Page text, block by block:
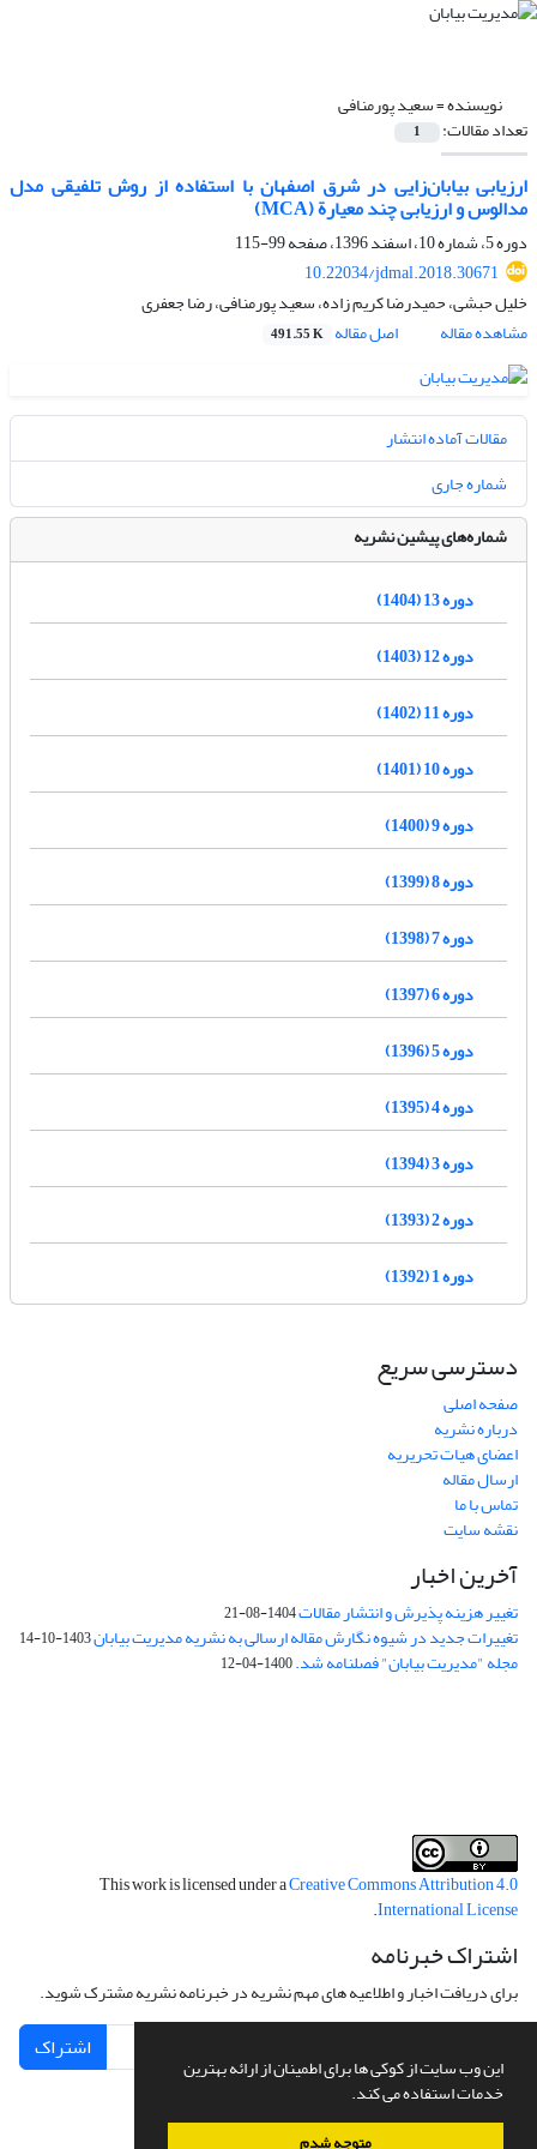
این وب سایت از کوکی ها برای اطمینان از ارائه بهترین
خدمات استفاده می کند.
متوجه شدم
نویسنده =سعید پورمنافی
تعداد مقالات: 1
ارزیابی بیابان‌زایی در شرق اصفهان با استفاده از روش تلفیقی مدل
مدالوس و ارزیابی چند معیارة (MCA)
دوره 5، شماره 10، اسفند 1396، صفحه
99-115
10.22034/jdmal.2018.30671
خلیل حبشی، حمیدرضا کریم زاده، سعید پورمنافی، رضا جعفری
مشاهده مقاله
اصل مقاله 491.55 K
مقالات آماده انتشار
شماره جاری
شماره‌های پیشین نشریه
دوره 13 (1404)
دوره 12 (1403)
دوره 11 (1402)
دوره 10 (1401)
دوره 9 (1400)
دوره 8 (1399)
دوره 7 (1398)
دوره 6 (1397)
دوره 5 (1396)
دوره 4 (1395)
دوره 3 (1394)
دوره 2 (1393)
دوره 1 (1392)
دسترسی سریع
صفحه اصلی
درباره نشریه
اعضای هیات تحریریه
ارسال مقاله
تماس با ما
نقشه سایت
آخرین اخبار
تغییر هزینه پذیرش و انتشار مقالات1404-08-21
تغییرات جدید در شیوه نگارش مقاله ارسالی به نشریه مدیریت بیابان1403-10-14
مجله "مدیریت بیابان" فصلنامه شد.1400-04-12
This work is licensed under aCreative Commons Attribution 4.0
International License
.
اشتراک خبرنامه
برای دریافت اخبار و اطلاعیه های مهم نشریه در خبرنامه نشریه مشترک شوید.
اشتراک